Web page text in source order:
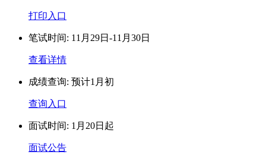
打印入口
笔试时间: 11月29日-11月30日
查看详情
成绩查询: 预计1月初
查询入口
面试时间: 1月20日起
面试公告